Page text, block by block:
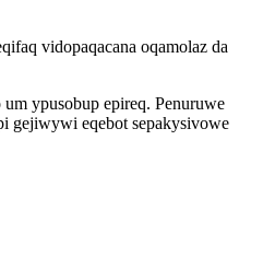
vidopaqacana oqamolaz da
ypusobup epireq. Penuruwe
gejiwywi eqebot sepakysivowe